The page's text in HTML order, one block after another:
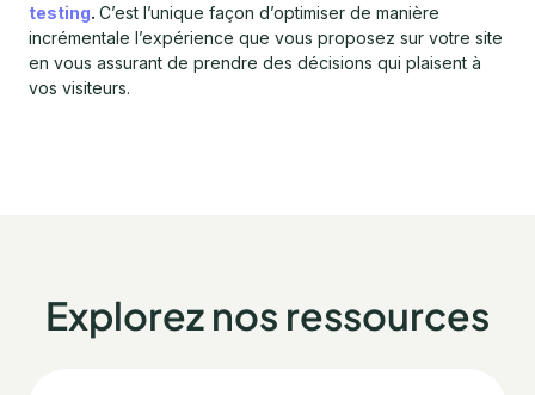
testing. C’est l’unique façon d’optimiser de manière
incrémentale l’expérience que vous proposez sur votre site
en vous assurant de prendre des décisions qui plaisent à
vos visiteurs.
Explorez nos ressources